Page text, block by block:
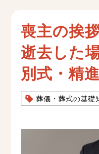
喪主の挨
逝去した
別式・精
葬儀・葬式の基礎